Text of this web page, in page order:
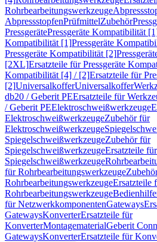
Rohrbearbeitungswerkzeuge
AbpressstopfenPrüfmittelZubehör
PressgerätePressgeräte Kompatibilität
Kompatibilität [1]Pressgeräte
Pressgeräte Kompatibilität [2]
[2XL]Ersatzteile für Pressgeräte
Kompatibilität [4] / [2]Ersatzteile für
[2]UniversalkofferUniversalkoffer
db20 / Geberit PEErsatzteile für
/ Geberit PEElektroschweißwerkzeuge
ElektroschweißwerkzeugeZubehör für
Elektroschweißwerkzeuge
SpiegelschweißwerkzeugeZubehör für
SpiegelschweißwerkzeugeErsatzteile
Spiegelschweißwerkzeuge
für Rohrbearbeitungswerkzeuge
RohrbearbeitungswerkzeugeErsatzteile
Rohrbearbeitungswerkzeuge
für NetzwerkkomponentenGateways
GatewaysKonverterErsatzteile für
KonverterMontagematerialGeberit
GatewaysKonverterErsatzteile für